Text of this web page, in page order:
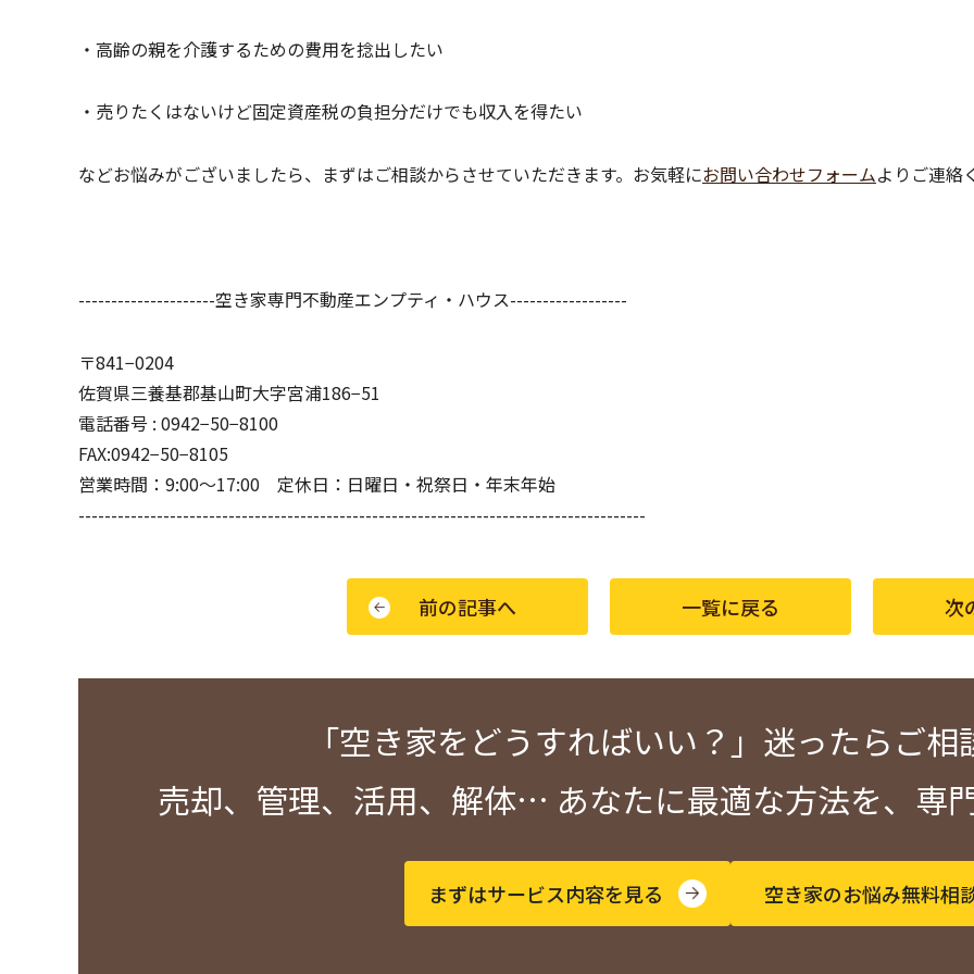
・高齢の親を介護するための費用を捻出したい
・売りたくはないけど固定資産税の負担分だけでも収入を得たい
などお悩みがございましたら、まずはご相談からさせていただきます。お気軽にお問い合わせフォームよりご連絡
---------------------空き家専門不動産エンプティ・ハウス------------------
〒841−0204
佐賀県三養基郡基山町大字宮浦186−51
電話番号 : 0942−50−8100
FAX:0942−50−8105
営業時間：9:00～17:00 定休日：日曜日・祝祭日・年末年始
---------------------------------------------------------------------------------------
前の記事へ 一覧に戻る 次
「空き家をどうすればいい？」 迷ったらご相
売却、管理、活用、解体… あなたに最適な方法を、 専
まずはサービス内容を見る 空き家のお悩み無料相